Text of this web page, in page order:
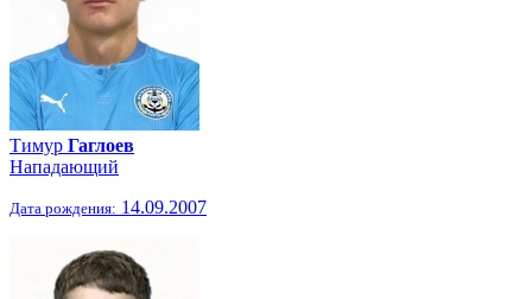
Тимур Гаглоев
Нападающий
Дата рождения: 14.09.2007